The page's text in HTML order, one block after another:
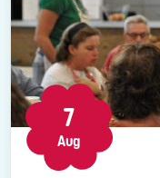
7
Aug